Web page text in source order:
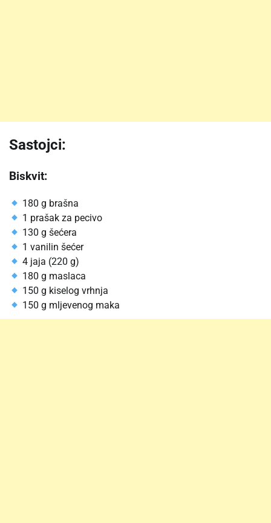
Sastojci:
Biskvit:
180 g brašna
1 prašak za pecivo
130 g šećera
1 vanilin šećer
4 jaja (220 g)
180 g maslaca
150 g kiselog vrhnja
150 g mljevenog maka